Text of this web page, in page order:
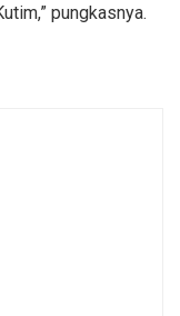
pungkasnya.